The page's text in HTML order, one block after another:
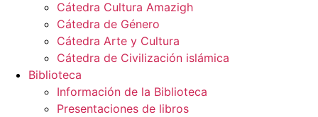
Cátedra Cultura Amazigh
Cátedra de Género
Cátedra Arte y Cultura
Cátedra de Civilización islámica
Biblioteca
Información de la Biblioteca
Presentaciones de libros